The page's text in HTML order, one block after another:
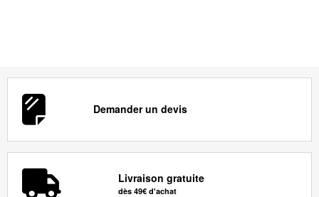
Demander un devis
Livraison gratuite
dès 49€ d'achat